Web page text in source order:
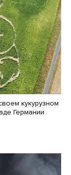
кукурузном
Германии